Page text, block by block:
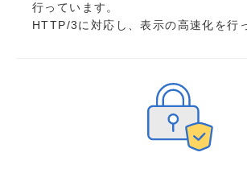
行っています。
HTTP/3に対応し、表示の高速化を行